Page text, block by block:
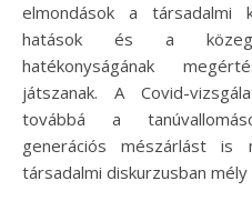
elmondások a társadalmi
hatások és a
hatékonyságának
játszanak. A Covid-
továbbá a
generációs mészárlást is
társadalmi diskurzusban